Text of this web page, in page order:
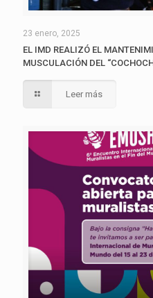
23 enero, 2025
EL IMD REALIZÓ EL
MUSCULACIÓN DEL
Leer más